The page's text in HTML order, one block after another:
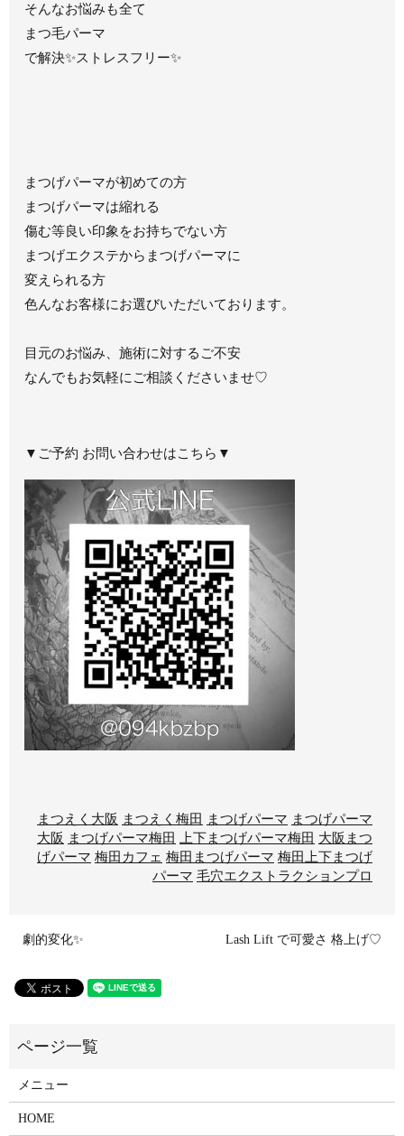
そんなお悩みも全て
まつ毛パーマ
で解決✨ストレスフリー✨
まつげパーマが初めての方
まつげパーマは縮れる
傷む等良い印象をお持ちでない方
まつげエクステからまつげパーマに
変えられる方
色んなお客様にお選びいただいております。
目元のお悩み、施術に対するご不安
なんでもお気軽にご相談くださいませ♡
▼ご予約 お問い合わせはこちら▼
まつえく大阪 まつえく梅田 まつげパーマ まつげパーマ
大阪 まつげパーマ梅田 上下まつげパーマ梅田 大阪まつ
げパーマ 梅田カフェ 梅田まつげパーマ 梅田上下まつげ
パーマ 毛穴エクストラクションプロ
劇的変化✨ Lash Lift で可愛さ 格上げ♡
メニュー
HOME